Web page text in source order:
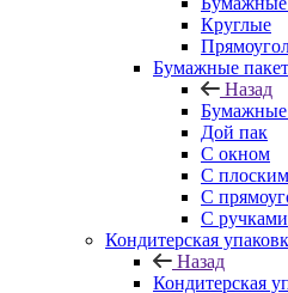
Круглые
Бумажные
Назад
Бумажные
Дой пак
С окном
С
С
С ручками
Кондитерская
Назад
Кондитерская